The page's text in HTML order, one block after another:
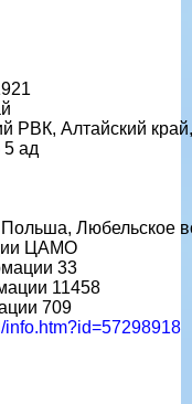
РВК, Алтайский
ад
Любельское
ЦАМО
33
11458
709
info.htm?id=57298918